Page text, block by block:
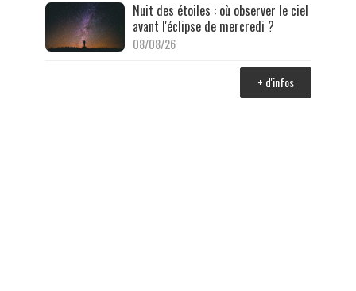
Nuit des étoiles : où observer le ciel
avant l'éclipse de mercredi ?
08/08/26
+ d'infos